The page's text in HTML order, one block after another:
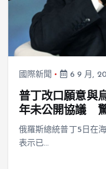
國際新聞 6 9 月,
普丁改口願意與
年未公開協議
俄羅斯總統普丁5日在
表示已…